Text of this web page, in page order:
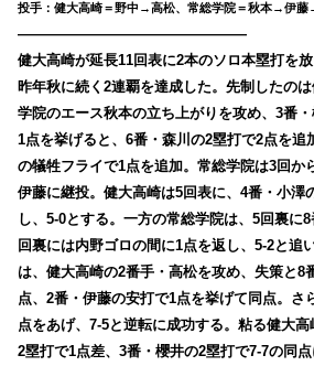
投手：健大高崎＝野中→高松、常総学院＝秋本→伊
————————————————
健大高崎が延長11回表に2本のソロ本塁打を放
昨年秋に続く2連覇を達成した。先制したの
学院のエース秋本の立ち上がりを攻め、3番
1点を挙げると、6番・森川の2塁打で2点を追
の犠牲フライで1点を追加。常総学院は3回か
伊藤に継投。健大高崎は5回表に、4番・小澤
し、5-0とする。一方の常総学院は、5回裏に
回裏には内野ゴロの間に1点を返し、5-2と追
は、健大高崎の2番手・高松を攻め、失策と8
点、2番・伊藤の安打で1点を挙げて同点。さ
点をあげ、7-5と逆転に成功する。粘る健大
2塁打で1点差、3番・櫻井の2塁打で7-7の同